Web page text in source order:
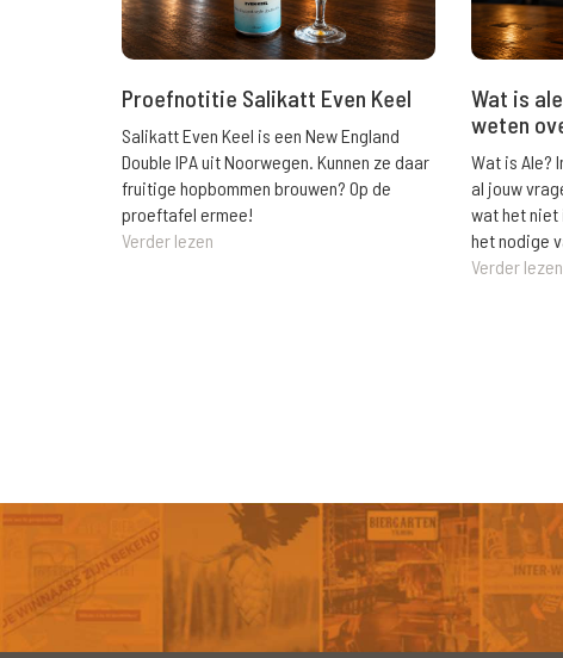
Proefnotitie Salikatt Even Keel
Salikatt Even Keel is een New England
Double IPA uit Noorwegen. Kunnen ze daar
fruitige hopbommen brouwen? Op de
proeftafel ermee!
Verder lezen
Wat is
weten
Wat is Ale?
al jouw
wat het niet
het nodige
Verder lezen